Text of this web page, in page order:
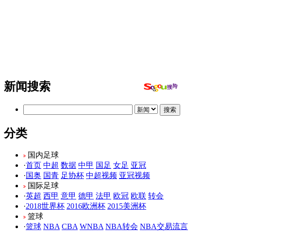
新闻搜索
分类
国内足球
·首页 中超 数据 中甲 国足 女足 亚冠
·国奥 国青 足协杯 中超视频 亚冠视频
国际足球
·英超 西甲 意甲 德甲 法甲 欧冠 欧联 转会
·2018世界杯 2016欧洲杯 2015美洲杯
篮球
·篮球 NBA CBA WNBA NBA转会 NBA交易流言